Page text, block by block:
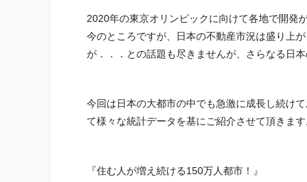
2020年の東京オリンピックに向けて各地で開発
今のところですが、日本の不動産市況は盛り上が
が．．．との話題も尽きませんが、さらなる日本
今回は日本の大都市の中でも急激に成長し続け
て様々な統計データを基にご紹介させて頂きます
『住む人が増え続ける150万人都市！』